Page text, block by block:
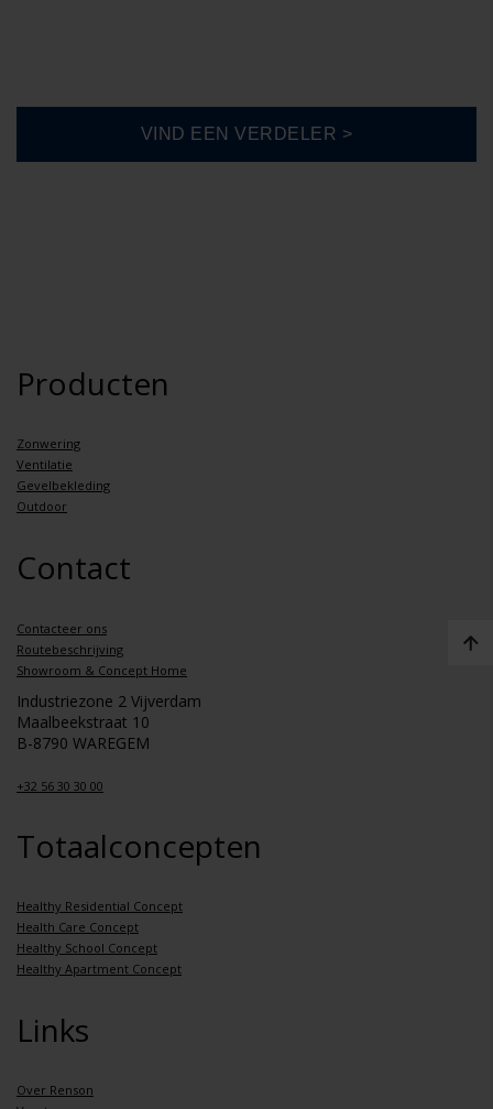
Producten
Zonwering
Ventilatie
Gevelbekleding
Outdoor
Contact
Contacteer ons
Routebeschrijving
Showroom & Concept Home
Industriezone 2 Vijverdam
Maalbeekstraat 10
B-8790 WAREGEM
+32 56 30 30 00
Totaalconcepten
Healthy Residential Concept
Health Care Concept
Healthy School Concept
Healthy Apartment Concept
Links
Over Renson